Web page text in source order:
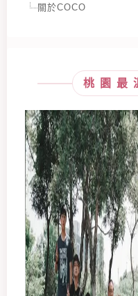
關於COCO
桃園最